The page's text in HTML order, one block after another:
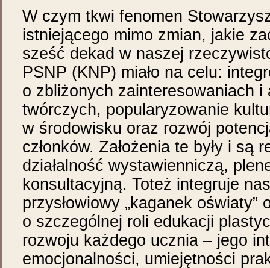
W czym tkwi fenomen
istniejącego mimo zmian, jakie
sześć dekad w naszej
PSNP (KNP) miało na celu:
o zbliżonych zainteresowaniach i
twórczych, popularyzowanie
w środowisku oraz rozwój
członków. Założenia te były i są
działalność wystawienniczą,
konsultacyjną. Toteż integruje
przysłowiowy „kaganek oświaty”
o szczególnej roli edukacji
rozwoju każdego ucznia – jego
emocjonalności, umiejętności